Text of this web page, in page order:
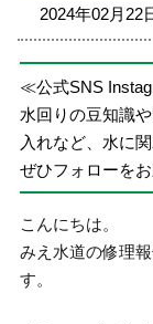
2024年02月22
≪公式SNS
水回りの豆知識
入れなど、水に
ぜひフォローを
こんにちは。
みえ水道の修理
す。